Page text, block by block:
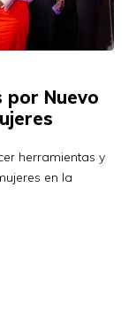
por Nuevo
herramientas y
en la